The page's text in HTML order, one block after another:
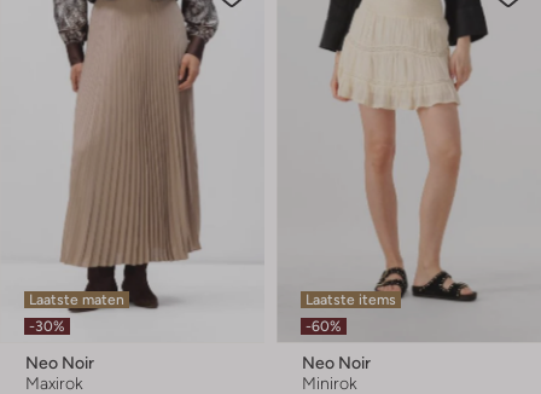
Laatste maten
-30%
Neo Noir
Maxirok
Laatste items
-60%
Neo Noir
Minirok